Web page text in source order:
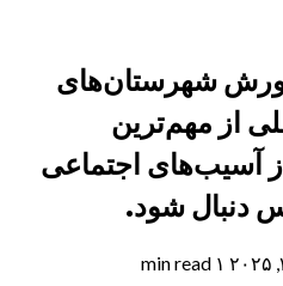
شهرستان‌های
از مهم‌ترین
آسیب‌های اجتماعی
دنبال شود.
۱ min read